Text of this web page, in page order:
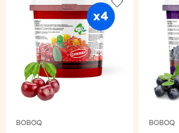
Add to wishlist
BOBOQ BOBOQ